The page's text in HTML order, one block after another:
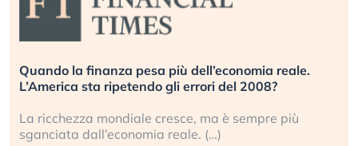
Quando la finanza pesa più dell’economia reale.
L’America sta ripetendo gli errori del 2008?
La ricchezza mondiale cresce, ma è sempre più
sganciata dall’economia reale. (…)